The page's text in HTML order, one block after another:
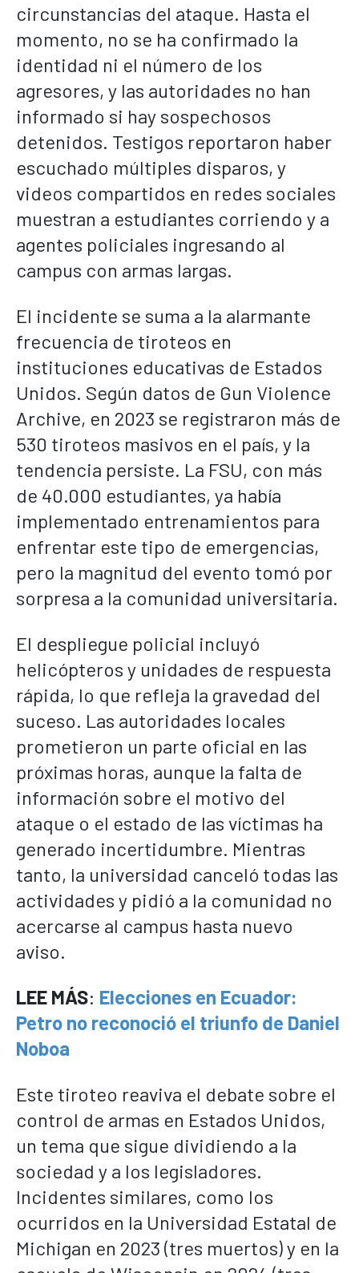
circunstancias del ataque. Hasta el
momento, no se ha confirmado la
identidad ni el número de los
agresores, y las autoridades no han
informado si hay sospechosos
detenidos. Testigos reportaron haber
escuchado múltiples disparos, y
videos compartidos en redes sociales
muestran a estudiantes corriendo y a
agentes policiales ingresando al
campus con armas largas.
El incidente se suma a la alarmante
frecuencia de tiroteos en
instituciones educativas de Estados
Unidos. Según datos de Gun Violence
Archive, en 2023 se registraron más de
530 tiroteos masivos en el país, y la
tendencia persiste. La FSU, con más
de 40.000 estudiantes, ya había
implementado entrenamientos para
enfrentar este tipo de emergencias,
pero la magnitud del evento tomó por
sorpresa a la comunidad universitaria.
El despliegue policial incluyó
helicópteros y unidades de respuesta
rápida, lo que refleja la gravedad del
suceso. Las autoridades locales
prometieron un parte oficial en las
próximas horas, aunque la falta de
información sobre el motivo del
ataque o el estado de las víctimas ha
generado incertidumbre. Mientras
tanto, la universidad canceló todas las
actividades y pidió a la comunidad no
acercarse al campus hasta nuevo
aviso.
LEE MÁS: Elecciones en Ecuador:
Petro no reconoció el triunfo de Daniel
Noboa
Este tiroteo reaviva el debate sobre el
control de armas en Estados Unidos,
un tema que sigue dividiendo a la
sociedad y a los legisladores.
Incidentes similares, como los
ocurridos en la Universidad Estatal de
Michigan en 2023 (tres muertos) y en la